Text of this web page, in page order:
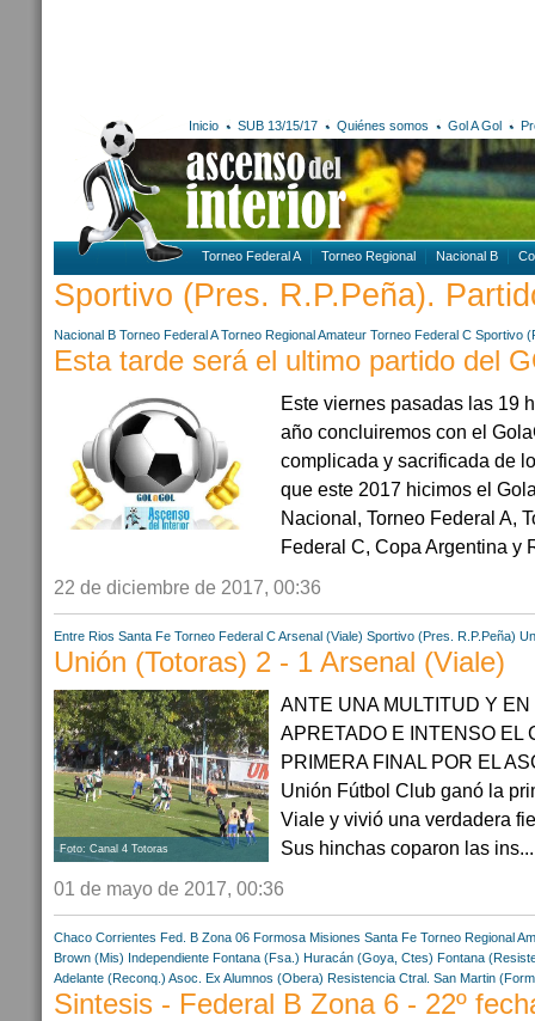
Inicio SUB 13/15/17 Quiénes somos Gol A Gol
Torneo Federal A Torneo Regional Nacional B
Sportivo (Pres. R.P.Peña).
Nacional B Torneo Federal A Torneo Regional Amateur Torneo Federal C Sportivo
Esta tarde será el ultimo partido del
Este viernes pasadas las 19
año concluiremos con el
complicada y sacrificada de
que este 2017 hicimos el
Nacional, Torneo Federal A,
Federal C, Copa Argentina y
22 de diciembre de 2017, 00:36
Entre Rios Santa Fe Torneo Federal CArsenal (Viale) Sportivo (Pres. R.P.Peña)
Unión (Totoras) 2 - 1 Arsenal (Viale)
Foto: Canal 4 Totoras
ANTE UNA MULTITUD Y
APRETADO E INTENSO EL
PRIMERA FINAL POR EL
Unión Fútbol Club ganó la
Viale y vivió una verdadera
Sus hinchas coparon las ins...
01 de mayo de 2017, 00:36
Chaco Corrientes Fed. B Zona 06 Formosa Misiones Santa Fe Torneo Regional
Brown (Mis) Independiente Fontana (Fsa.) Huracán (Goya, Ctes) Fontana
Adelante (Reconq.) Asoc. Ex Alumnos (Obera) Resistencia Ctral. San Martin
Sintesis - Federal B Zona 6 - 22º